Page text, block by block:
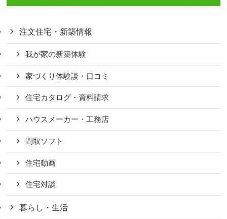
注文住宅・新築情報
我が家の新築体験
家づくり体験談・口コミ
住宅カタログ・資料請求
ハウスメーカー・工務店
間取ソフト
住宅動画
住宅対談
暮らし・生活